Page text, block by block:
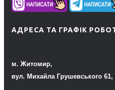
АДРЕСА ТА ГРАФІК
м. Житомир,
вул. Михайла Грушевського